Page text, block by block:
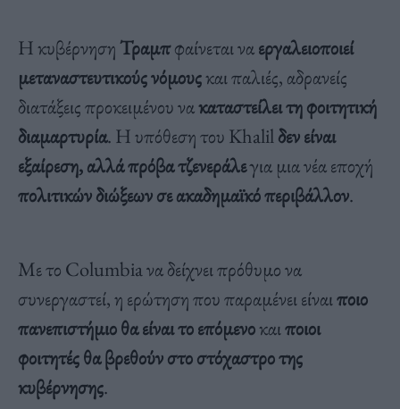
Η κυβέρνηση Τραμπφαίνεται ναεργαλειοποιεί
μεταναστευτικούς νόμουςκαι παλιές, αδρανείς
διατάξεις προκειμένου νακαταστείλει τη φοιτητική
διαμαρτυρία. Η υπόθεση του Khalilδεν είναι
εξαίρεση, αλλά πρόβα τζενεράλεγια μια νέα εποχή
πολιτικών διώξεων σε ακαδημαϊκό περιβάλλον.
Με το Columbia να δείχνει πρόθυμο να
συνεργαστεί, η ερώτηση που παραμένει είναιποιο
πανεπιστήμιο θα είναι το επόμενοκαιποιοι
φοιτητές θα βρεθούν στο στόχαστρο της
κυβέρνησης.